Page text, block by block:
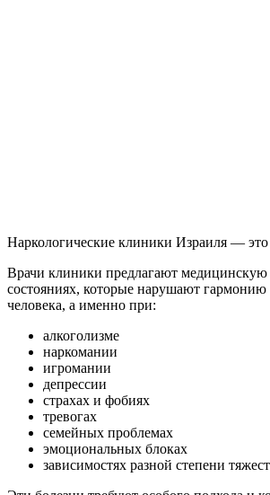
Наркологические клиники Израиля —
Врачи клиники предлагают
состояниях, которые нарушают
человека, а именно при:
алкоголизме
наркомании
игромании
депрессии
страхах и фобиях
тревогах
семейных проблемах
эмоциональных блоках
зависимостях разной степени